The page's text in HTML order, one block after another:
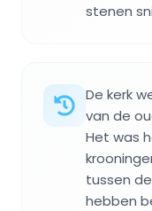
stenen
De kerk
van de
Het was
tussen
hebben